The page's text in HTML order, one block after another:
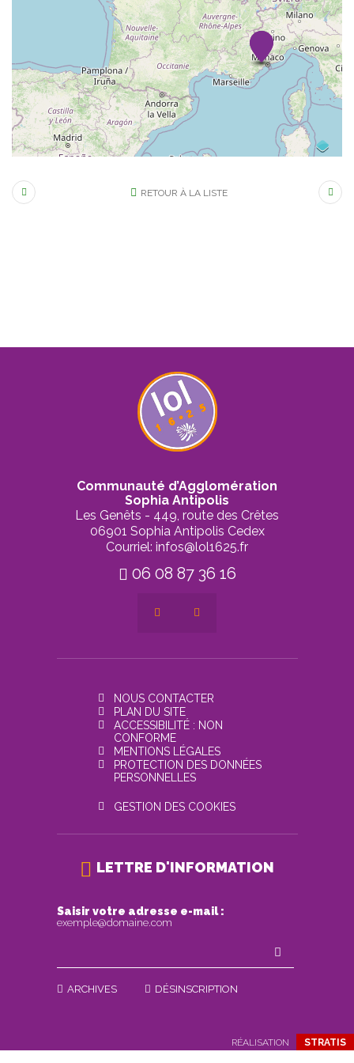
RETOUR À LA LISTE
Communauté d’Agglomération
Sophia Antipolis
Les Genêts - 449, route des Crêtes
06901 Sophia Antipolis Cedex
Courriel: infos@lol1625.fr
06 08 87 36 16
NOUS CONTACTER
PLAN DU SITE
ACCESSIBILITÉ : NON
CONFORME
MENTIONS LÉGALES
PROTECTION DES DONNÉES
PERSONNELLES
GESTION DES COOKIES
LETTRE D'INFORMATION
Saisir votre adresse e-mail :
exemple@domaine.com
ARCHIVES DÉSINSCRIPTION
RÉALISATION STRATIS